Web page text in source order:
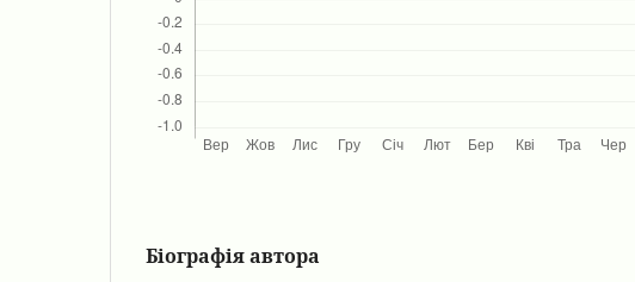
Біографія автора